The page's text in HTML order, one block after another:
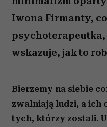
Iwona Firmanty,
psychoterapeutka,
wskazuje, jak to
Bierzemy na siebie
zwalniają ludzi, a ich
tych, którzy zostali.